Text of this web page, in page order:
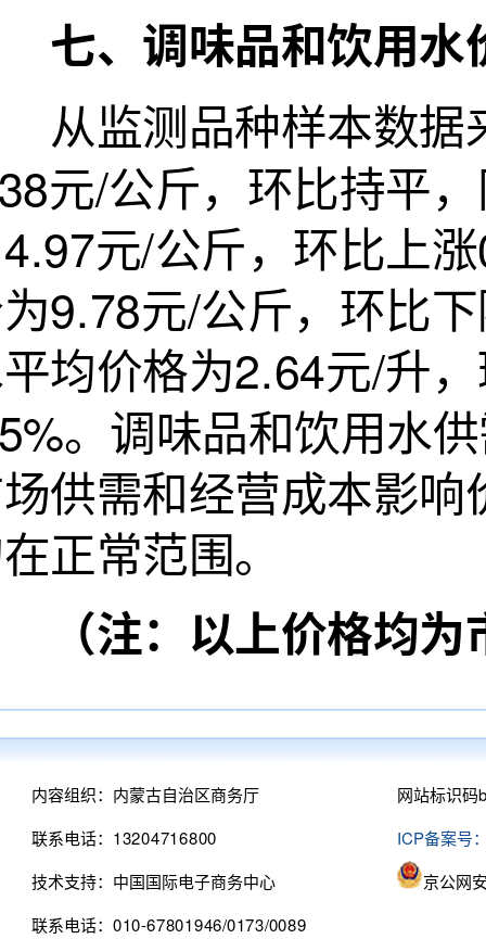
调味品和饮用水
测品种样本数据来
元/公斤，环比持平
元/公斤，环比上
9.78元/公斤，环比
均价格为2.64元/升
。调味品和饮用水
供需和经营成本影
正常范围。
：以上价格均为
内容组织：内蒙古自治区商务厅
联系电话：13204716800
技术支持：中国国际电子商务中心
联系电话：010-67801946/0173/0089
网站标识
ICP备案号
京公网